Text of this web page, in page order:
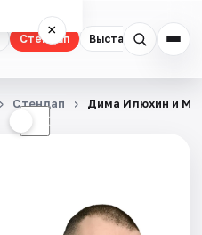
Стендап Выставки
×
☾
Стендап Дима Илюхин и